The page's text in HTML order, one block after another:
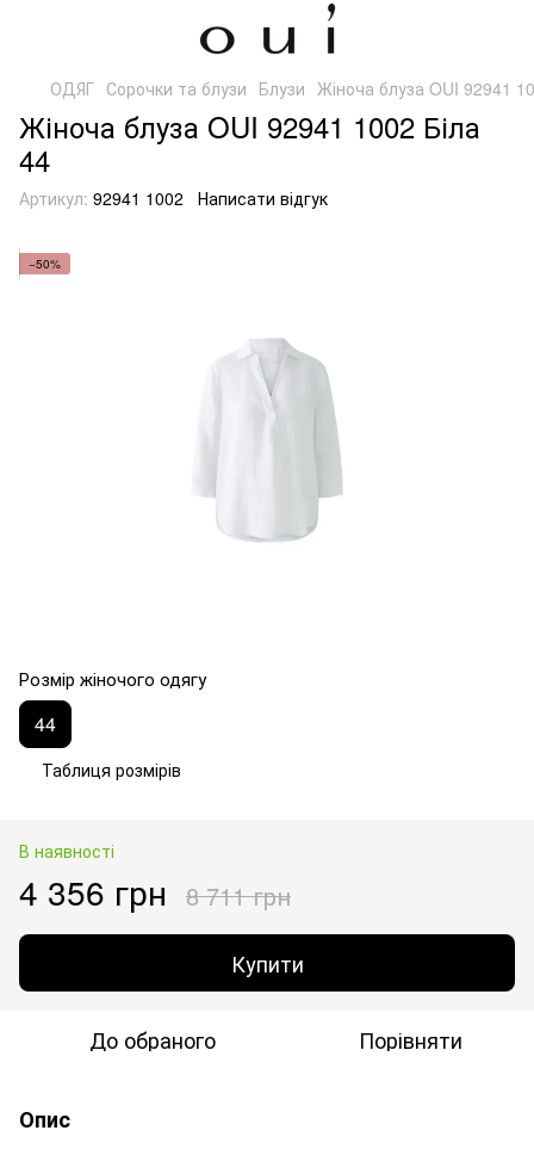
ОДЯГ Сорочки та блузи Блузи Жіноча блуза OUI 92941
Жіноча блуза OUI 92941 1002 Біла
44
Артикул: 92941 1002 Написати відгук
−50%
Розмір жіночого одягу
44
Таблиця розмірів
В наявності
4 356 грн 8 711 грн
Купити
До обраного Порівняти
Опис